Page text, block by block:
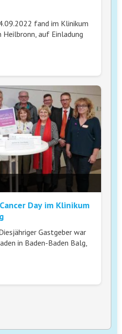
fand im Klinikum
Heilbronn, auf Einladung
Day im Klinikum
Gastgeber war
in Baden-Baden Balg,